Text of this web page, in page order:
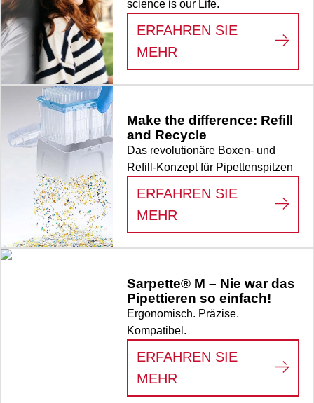
science is our Life.
ERFAHREN SIE
MEHR
Make the difference: Refill
and Recycle
Das revolutionäre Boxen- und
Refill-Konzept für Pipettenspitzen
ERFAHREN SIE
MEHR
MAKE THE
Sarpette® M – Nie war das
Pipettieren so einfach!
Ergonomisch. Präzise.
Kompatibel.
ERFAHREN SIE
MEHR
SARPETTE® M –